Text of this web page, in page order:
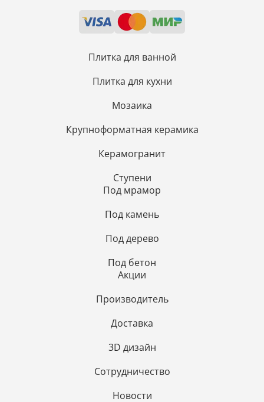
Плитка для ванной
Плитка для кухни
Мозаика
Крупноформатная керамика
Керамогранит
Ступени
Под мрамор
Под камень
Под дерево
Под бетон
Акции
Производитель
Доставка
3D дизайн
Сотрудничество
Новости